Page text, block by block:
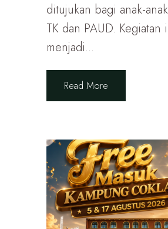
ditujukan bagi anak-
TK dan PAUD. Kegiatan
menjadi...
Read More